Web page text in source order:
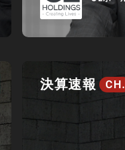
決算速報 CH.